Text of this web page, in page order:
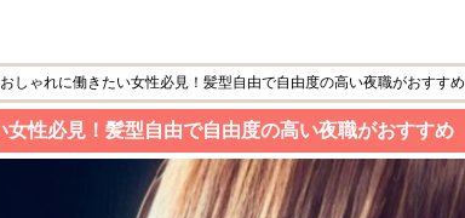
おしゃれに働きたい女性必見！髪型自由で自由度の高い夜職がおすすめ
女性必見！髪型自由で自由度の高い夜職がおすすめ